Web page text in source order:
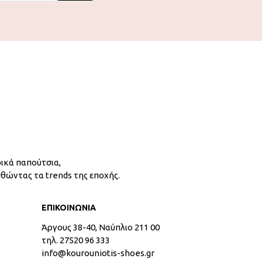
παπούτσια,
τα trends της εποχής.
ΕΠΙΚΟΙΝΩΝΙΑ
Άργους 38-40, Ναύπλιο 211 00
τηλ. 27520 96 333
info@kourouniotis-shoes.gr